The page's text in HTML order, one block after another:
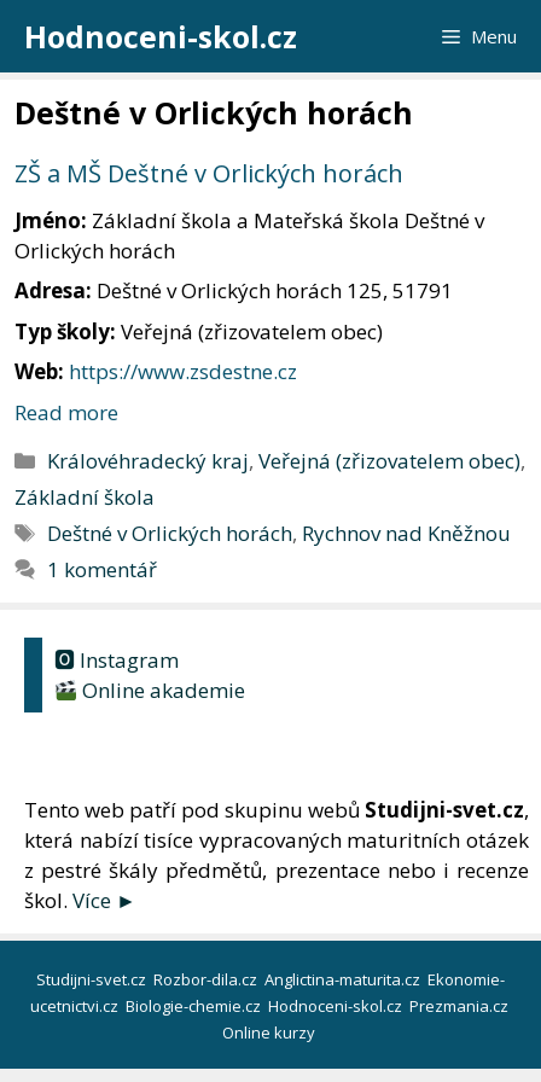
obsah
Hodnoceni-skol.cz Menu
Deštné v Orlických horách
ZŠ a MŠ Deštné v Orlických horách
Jméno: Základní škola a Mateřská škola Deštné v
Orlických horách
Adresa: Deštné v Orlických horách 125, 51791
Typ školy: Veřejná (zřizovatelem obec)
Web: https://www.zsdestne.cz
Read more
Rubriky
Královéhradecký kraj,Veřejná (zřizovatelem obec),
Základní škola
Štítky
Deštné v Orlických horách, Rychnov nad Kněžnou
1 komentář
🅾 Instagram
Online akademie
Tento web patří pod skupinu webů Studijni-svet.cz,
která nabízí tisíce vypracovaných maturitních otázek
z pestré škály předmětů, prezentace nebo i recenze
škol. Více ►
Studijni-svet.cz Rozbor-dila.cz Anglictina-maturita.cz Ekonomie-
ucetnictvi.cz Biologie-chemie.cz Hodnoceni-skol.cz Prezmania.cz
Online kurzy